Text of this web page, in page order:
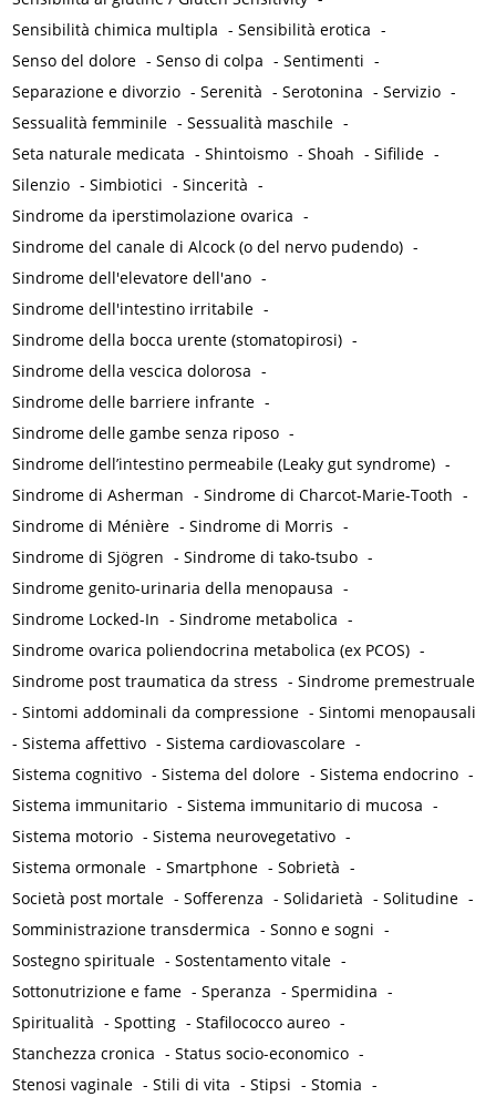
Sensibilità chimica multipla -Sensibilità erotica -
Senso del dolore -Senso di colpa -Sentimenti -
Separazione e divorzio -Serenità -Serotonina -Servizio -
Sessualità femminile -Sessualità maschile -
Seta naturale medicata -Shintoismo -Shoah -Sifilide -
Silenzio -Simbiotici -Sincerità -
Sindrome da iperstimolazione ovarica -
Sindrome del canale di Alcock (o del nervo pudendo) -
Sindrome dell'elevatore dell'ano -
Sindrome dell'intestino irritabile -
Sindrome della bocca urente (stomatopirosi) -
Sindrome della vescica dolorosa -
Sindrome delle barriere infrante -
Sindrome delle gambe senza riposo -
Sindrome dell’intestino permeabile (Leaky gut syndrome) -
Sindrome di Asherman -Sindrome di Charcot-Marie-Tooth -
Sindrome di Ménière -Sindrome di Morris -
Sindrome di Sjögren -Sindrome di tako-tsubo -
Sindrome genito-urinaria della menopausa -
Sindrome Locked-In -Sindrome metabolica -
Sindrome ovarica poliendocrina metabolica (ex PCOS) -
Sindrome post traumatica da stress -Sindrome premestruale
-Sintomi addominali da compressione -Sintomi menopausali
-Sistema affettivo -Sistema cardiovascolare -
Sistema cognitivo -Sistema del dolore -Sistema endocrino -
Sistema immunitario -Sistema immunitario di mucosa -
Sistema motorio -Sistema neurovegetativo -
Sistema ormonale -Smartphone -Sobrietà -
Società post mortale -Sofferenza -Solidarietà -Solitudine -
Somministrazione transdermica -Sonno e sogni -
Sostegno spirituale -Sostentamento vitale -
Sottonutrizione e fame -Speranza -Spermidina -
Spiritualità -Spotting -Stafilococco aureo -
Stanchezza cronica -Status socio-economico -
Stenosi vaginale -Stili di vita -Stipsi -Stomia -